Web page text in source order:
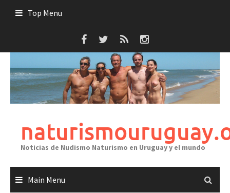
Top Menu
Noticias de Nudismo Naturismo en Uruguay y el mundo
Main Menu